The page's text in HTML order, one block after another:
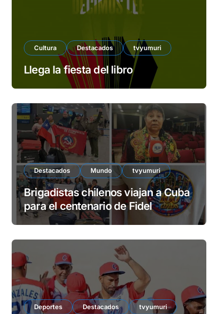
Cultura Destacados tvyumuri
Llega la fiesta del libro
Destacados Mundo tvyumuri
Brigadistas chilenos viajan a Cuba
para el centenario de Fidel
Deportes Destacados tvyumuri